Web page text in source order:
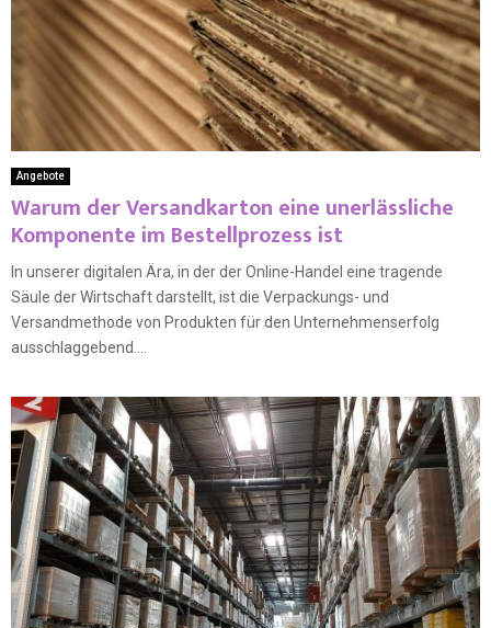
Angebote
Warum der Versandkarton eine unerlässliche
Komponente im Bestellprozess ist
In unserer digitalen Ära, in der der Online-Handel eine tragende
Säule der Wirtschaft darstellt, ist die Verpackungs- und
Versandmethode von Produkten für den Unternehmenserfolg
ausschlaggebend....